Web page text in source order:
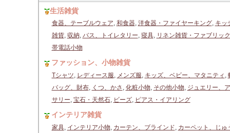
生活雑貨
食器、テーブルウェア, 和食器, 洋食器・ファイヤーキング, キッ
雑貨, 収納, バス、トイレタリー, 寝具, リネン雑貨・ファブリック
帯電話小物
ファッション、小物雑貨
Tシャツ, レディース服, メンズ服, キッズ、ベビー、マタニティ ,
バッグ、財布, くつ、かさ , 化粧小物, その他小物, ジュエリー、
サリー, 宝石・天然石, ビーズ, ピアス・イアリング
インテリア雑貨
家具, インテリア小物, カーテン、ブラインド, カーペット、じゅ